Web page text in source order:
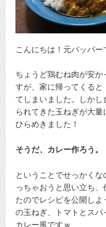
こんにちは！元バッパー
ちょうど鶏むね肉が安
すが、家に帰ってくると
てしまいました。しか
られてきた玉ねぎが大
ひらめきました！
そうだ、カレー作ろう。
ということでせっかく
っちゃおうと思い立ち
たのでレシピを公開し
の玉ねぎ、トマトとス
カレー風ですｗ